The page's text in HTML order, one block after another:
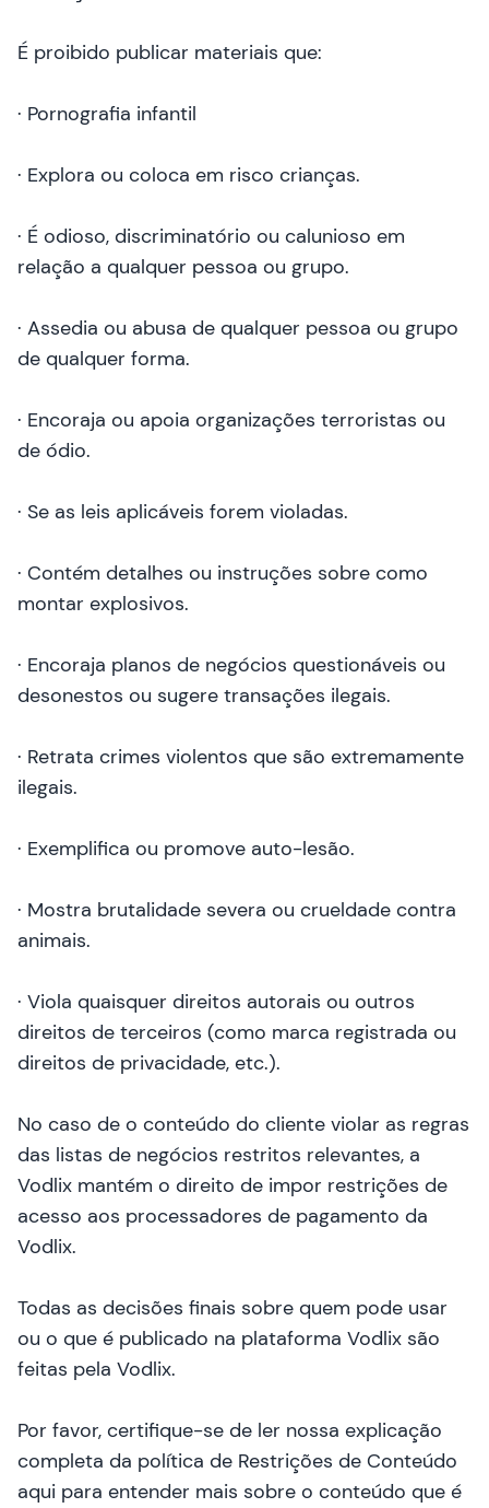
É proibido publicar materiais que:
· Pornografia infantil
· Explora ou coloca em risco crianças.
· É odioso, discriminatório ou calunioso em
relação a qualquer pessoa ou grupo.
· Assedia ou abusa de qualquer pessoa ou grupo
de qualquer forma.
· Encoraja ou apoia organizações terroristas ou
de ódio.
· Se as leis aplicáveis forem violadas.
· Contém detalhes ou instruções sobre como
montar explosivos.
· Encoraja planos de negócios questionáveis ou
desonestos ou sugere transações ilegais.
· Retrata crimes violentos que são extremamente
ilegais.
· Exemplifica ou promove auto-lesão.
· Mostra brutalidade severa ou crueldade contra
animais.
· Viola quaisquer direitos autorais ou outros
direitos de terceiros (como marca registrada ou
direitos de privacidade, etc.).
No caso de o conteúdo do cliente violar as regras
das listas de negócios restritos relevantes, a
Vodlix mantém o direito de impor restrições de
acesso aos processadores de pagamento da
Vodlix.
Todas as decisões finais sobre quem pode usar
ou o que é publicado na plataforma Vodlix são
feitas pela Vodlix.
Por favor, certifique-se de ler nossa explicação
completa da política de Restrições de Conteúdo
aqui para entender mais sobre o conteúdo que é